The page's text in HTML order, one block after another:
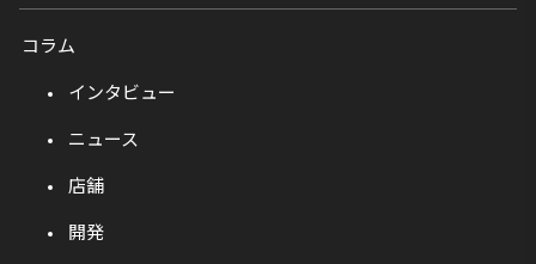
コラム
インタビュー
ニュース
店舗
開発